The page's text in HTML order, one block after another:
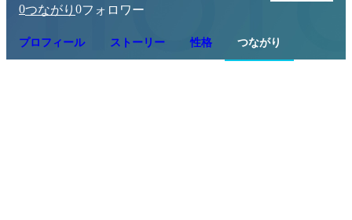
0つながり 0フォロワー
プロフィール ストーリー 性格 つながり